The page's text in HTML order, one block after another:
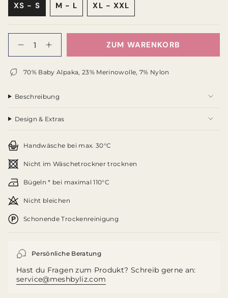
XS - S
VARIANTE
AUSVERKAUFT
ODER
NICHT
VERFÜGBAR
M - L
VARIANTE
AUSVERKAUFT
ODER
VERFÜGBAR
XL - XXL
VARIANTE
AUSVERKAUFT
ODER
NICHT
VERFÜGBAR
<span
class=\"quantity-
{{
}}
</span>
im
Warenkorb",
"decrease"=>"Menge
{{
}}
"multiples_of"=>"Schritte
{{
}}",
quantity
}}",
"maximum_of"=>"Maximum
von
Menge
für
Alpaka
creme
verringern
Schaltfläche
-
Baby
Kleid
–
creme"
ZUM WARENKORB
70% Baby Alpaka, 23% Merinowolle, 7% Nylon
Beschreibung
Design & Extras
Handwäsche bei max. 30°C
Nicht im Wäschetrockner trocknen
Bügeln * bei maximal 110°C
Nicht bleichen
Schonende Trockenreinigung
Persönliche Beratung
Hast du Fragen zum Produkt? Schreib gerne an:
service@meshbyliz.com